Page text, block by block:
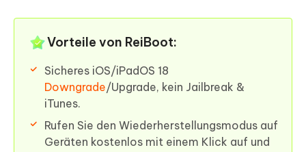
Vorteile von ReiBoot:
Sicheres iOS/iPadOS 18
Downgrade/Upgrade, kein Jailbreak &
iTunes.
Rufen Sie den Wiederherstellungsmodus auf
Geräten kostenlos mit einem Klick auf und